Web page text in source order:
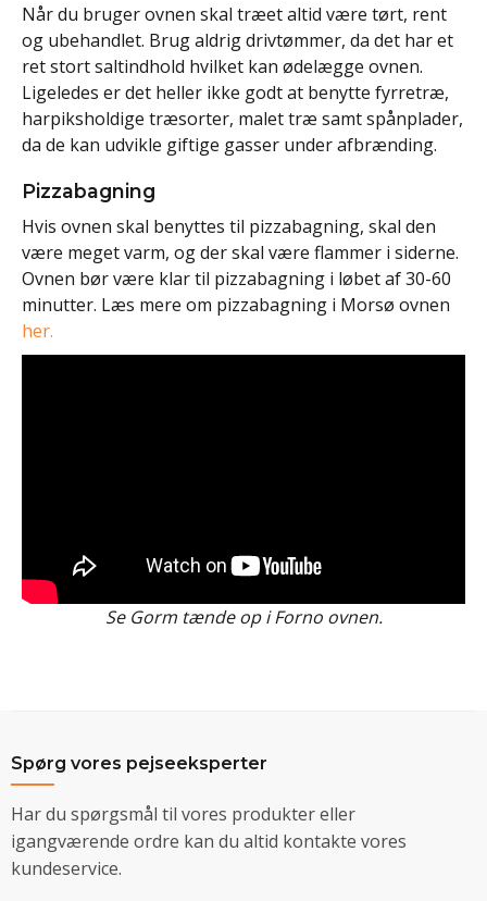
Når du bruger ovnen skal træet altid være tørt, rent
og ubehandlet. Brug aldrig drivtømmer, da det har et
ret stort saltindhold hvilket kan ødelægge ovnen.
Ligeledes er det heller ikke godt at benytte fyrretræ,
harpiksholdige træsorter, malet træ samt spånplader,
da de kan udvikle giftige gasser under afbrænding.
Pizzabagning
Hvis ovnen skal benyttes til pizzabagning, skal den
være meget varm, og der skal være flammer i siderne.
Ovnen bør være klar til pizzabagning i løbet af 30-60
minutter. Læs mere om pizzabagning i Morsø ovnen
her.
Se Gorm tænde op i Forno ovnen.
Spørg vores pejseeksperter
Har du spørgsmål til vores produkter eller
igangværende ordre kan du altid kontakte vores
kundeservice.